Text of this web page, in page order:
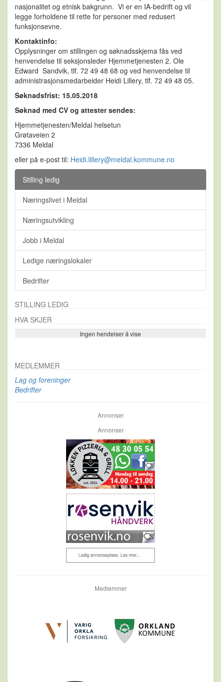
nasjonalitet og etnisk bakgrunn. Vi er en IA-bedrift og vil
legge forholdene til rette for personer med redusert
funksjonsevne.
Kontaktinfo:
Opplysninger om stillingen og søknadsskjema fås ved
henvendelse til seksjonsleder Hjemmetjenesten 2. Ole
Edward Sandvik, tlf. 72 49 48 68 og ved henvendelse til
administrasjonsmedarbeider Heidi Lillery, tlf. 72 49 48 05.
Søknadsfrist: 15.05.2018
Søknad med CV og attester sendes:
Hjemmetjenesten/Meldal helsetun
Grøtaveien 2
7336 Meldal
eller på e-post til: Heidi.lillery@meldal.kommune.no
Stilling ledig
Næringslivet i Meldal
Næringsutvikling
Jobb i Meldal
Ledige næringslokaler
Bedrifter
STILLING LEDIG
HVA SKJER
Ingen hendelser å vise
Se flere…
MEDLEMMER
Lag og foreninger
Bedrifter
Annonser
Annonser
Medlemmer